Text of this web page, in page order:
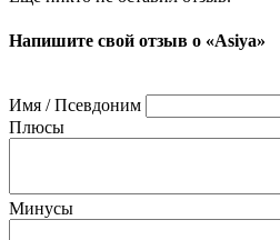
Напишите свой отзыв о «Asiya»
Имя / Псевдоним
Плюсы
Минусы